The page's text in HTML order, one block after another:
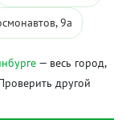
9а
— весь город,
другой